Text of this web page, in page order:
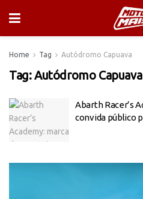
Home Tag Autódromo Capuava
Tag:Autódromo Capuava
Abarth Racer’s
convida público